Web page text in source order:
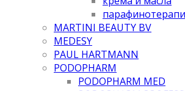
MARTINI BEAUTY BV
MEDESY
PAUL HARTMANN
PODOPHARM
PODOPHARM MED